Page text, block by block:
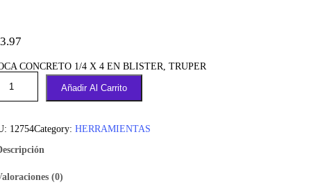
CONCRETO 1/4 X 4 EN BLISTER, TRUPER
Añadir Al Carrito
12754Category: HERRAMIENTAS
(0)